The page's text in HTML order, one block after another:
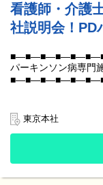
※上記以外の曜日時
※予約が重なった場
※ご希望の方は同日
まずは下記「応募す
お気軽にお申し込み
ご希望の職種URLか
ていただくと現在募
【介護職】
https://x.gd/Ete33
看護師・介護
社説明会！PD
パーキンソン病専門
年間1300人以上が参
ご参加者様の声：
✅️ミュート参加なの
気軽に参加できて
東京本社